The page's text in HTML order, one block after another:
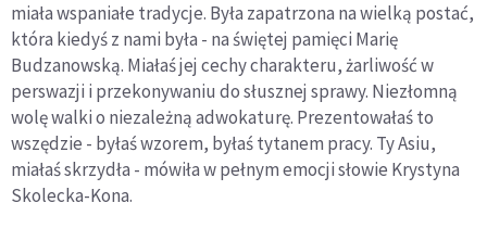
miała wspaniałe tradycje. Była zapatrzona na wielką postać,
która kiedyś z nami była - na świętej pamięci Marię
Budzanowską. Miałaś jej cechy charakteru, żarliwość w
perswazji i przekonywaniu do słusznej sprawy. Niezłomną
wolę walki o niezależną adwokaturę. Prezentowałaś to
wszędzie - byłaś wzorem, byłaś tytanem pracy. Ty Asiu,
miałaś skrzydła - mówiła w pełnym emocji słowie Krystyna
Skolecka-Kona.